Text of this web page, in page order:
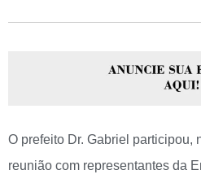
O prefeito Dr. Gabriel participou,
reunião com representantes da